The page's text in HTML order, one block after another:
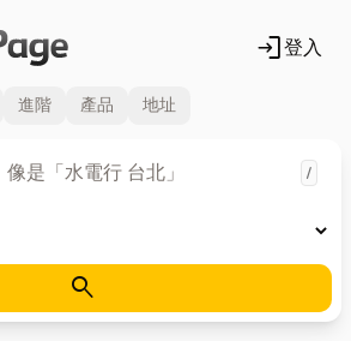
login登入
進階 產品 地址
/
search